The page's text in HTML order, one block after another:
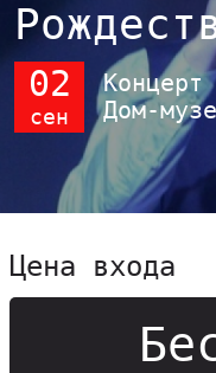
02
сен
Дом-
Цена входа